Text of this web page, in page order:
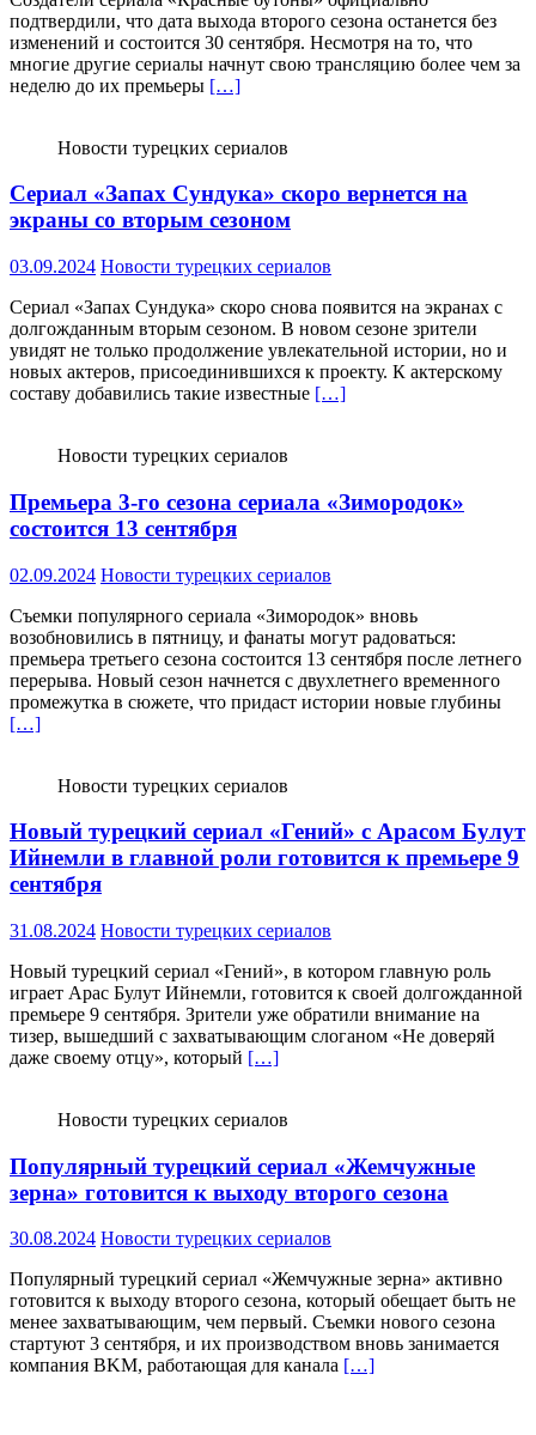
подтвердили, что дата выхода второго сезона останется без
изменений и состоится 30 сентября. Несмотря на то, что
многие другие сериалы начнут свою трансляцию более чем за
неделю до их премьеры […]
Новости турецких сериалов
Сериал «Запах Сундука» скоро вернется на
экраны со вторым сезоном
03.09.2024 Новости турецких сериалов
Сериал «Запах Сундука» скоро снова появится на экранах с
долгожданным вторым сезоном. В новом сезоне зрители
увидят не только продолжение увлекательной истории, но и
новых актеров, присоединившихся к проекту. К актерскому
составу добавились такие известные […]
Новости турецких сериалов
Премьера 3-го сезона сериала «Зимородок»
состоится 13 сентября
02.09.2024 Новости турецких сериалов
Съемки популярного сериала «Зимородок» вновь
возобновились в пятницу, и фанаты могут радоваться:
премьера третьего сезона состоится 13 сентября после летнего
перерыва. Новый сезон начнется с двухлетнего временного
промежутка в сюжете, что придаст истории новые глубины
[…]
Новости турецких сериалов
Новый турецкий сериал «Гений» с Арасом Булут
Ийнемли в главной роли готовится к премьере 9
сентября
31.08.2024 Новости турецких сериалов
Новый турецкий сериал «Гений», в котором главную роль
играет Арас Булут Ийнемли, готовится к своей долгожданной
премьере 9 сентября. Зрители уже обратили внимание на
тизер, вышедший с захватывающим слоганом «Не доверяй
даже своему отцу», который […]
Новости турецких сериалов
Популярный турецкий сериал «Жемчужные
зерна» готовится к выходу второго сезона
30.08.2024 Новости турецких сериалов
Популярный турецкий сериал «Жемчужные зерна» активно
готовится к выходу второго сезона, который обещает быть не
менее захватывающим, чем первый. Съемки нового сезона
стартуют 3 сентября, и их производством вновь занимается
компания BKM, работающая для канала […]